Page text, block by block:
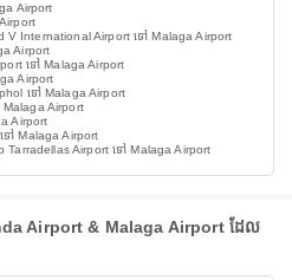
Airport
V International Airport ទៅ Malaga Airport
Airport
ទៅ Malaga Airport
Airport
ទៅ Malaga Airport
Airport
Airport
ៅ Malaga Airport
Tarradellas Airport ទៅ Malaga Airport
Airport & Malaga Airport ដែល